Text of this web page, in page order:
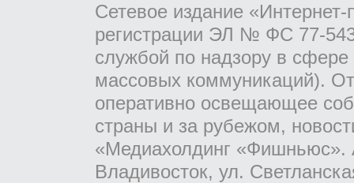
Сетевое издание
регистрации ЭЛ № ФС 77-
службой по надзору в
массовых коммуникаций).
оперативно освещающее
страны и за рубежом,
«Медиахолдинг «Фишньюс».
Владивосток, ул.